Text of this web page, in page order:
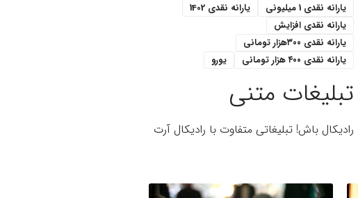
یارانه نقدی 1 میلیونی
یارانه نقدی 1402
یارانه نقدی افزایش
یارانه نقدی ۳۰۰هزار تومانی
یارانه نقدی ۴۰۰ هزار تومانی
یورو
تبلیغات متنی
رادیکال باش! تبلیغاتی متفاوت با رادیکال آرت